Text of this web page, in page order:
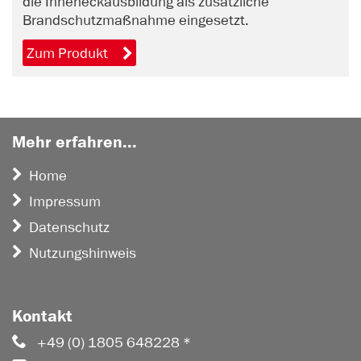
Brandschutzmaßnahme eingesetzt.
Zum Produkt
Mehr erfahren...
Home
Impressum
Datenschutz
Nutzungshinweis
Kontakt
+49 (0) 1805 648228 *